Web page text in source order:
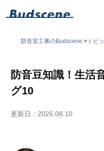
防音室工事のBudscene >トピ
防音豆知識！生活
グ10
更新日： 2026.08.10